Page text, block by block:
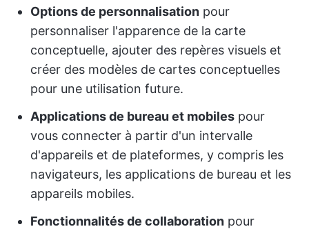
Options de personnalisation pour
personnaliser l'apparence de la carte
conceptuelle, ajouter des repères visuels et
créer des modèles de cartes conceptuelles
pour une utilisation future.
Applications de bureau et mobiles pour
vous connecter à partir d'un intervalle
d'appareils et de plateformes, y compris les
navigateurs, les applications de bureau et les
appareils mobiles.
Fonctionnalités de collaboration pour